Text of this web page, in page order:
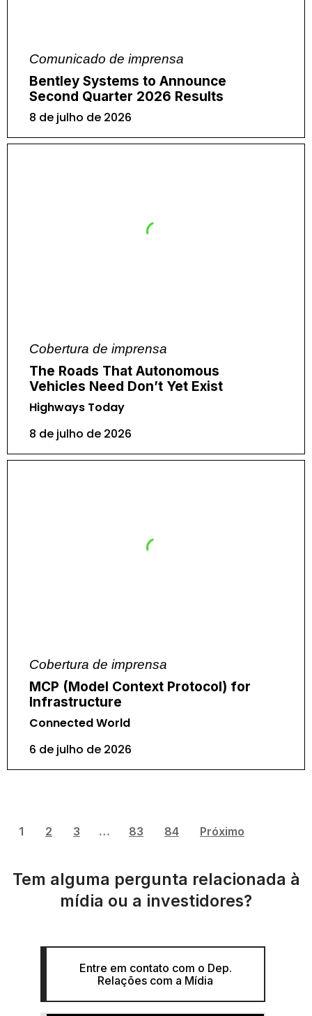
Comunicado de imprensa
Bentley Systems to Announce
Second Quarter 2026 Results
8 de julho de 2026
Cobertura de imprensa
The Roads That Autonomous
Vehicles Need Don’t Yet Exist
Highways Today
8 de julho de 2026
Cobertura de imprensa
MCP (Model Context Protocol) for
Infrastructure
Connected World
6 de julho de 2026
1 2 3 … 83 84 Próximo
Tem alguma pergunta relacionada à
mídia ou a investidores?
Entre em contato com o Dep.
Relações com a Mídia